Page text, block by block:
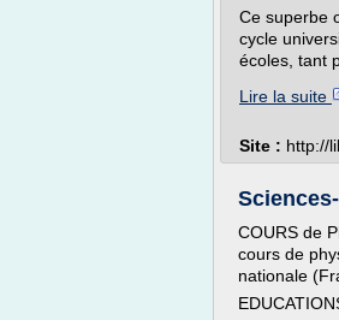
Ce superbe
cycle
écoles, tant
Lire la suite
Site : http://
COURS de
cours de
nationale